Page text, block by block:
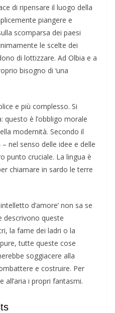
di ripensare il luogo della
piangere e
scomparsa dei paesi
le scelte dei
di lottizzare. Ad Olbia e a
bisogno di ‘una
e più complesso. Si
questo è l’obbligo morale
modernità. Secondo il
– nel senso delle idee e delle
punto cruciale. La lingua è
chiamare in sardo le terre
d’amore’ non sa se
descrivono queste
la fame dei ladri o la
tutte queste cose
soggiacere alla
e costruire. Per
i propri fantasmi.